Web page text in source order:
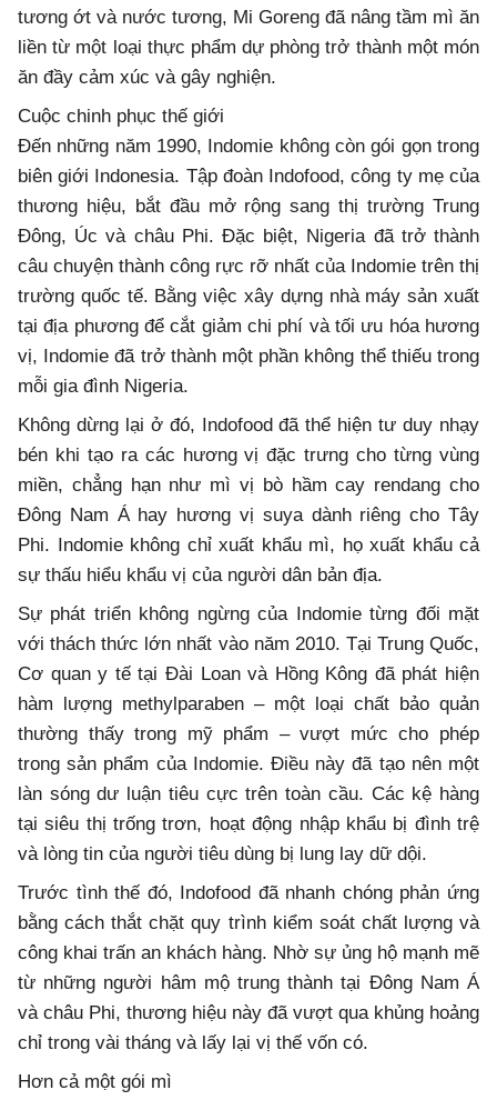
tương ớt và nước tương, Mi Goreng đã nâng tầm mì ăn
liền từ một loại thực phẩm dự phòng trở thành một món
ăn đầy cảm xúc và gây nghiện.
Cuộc chinh phục thế giới
Đến những năm 1990, Indomie không còn gói gọn trong
biên giới Indonesia. Tập đoàn Indofood, công ty mẹ của
thương hiệu, bắt đầu mở rộng sang thị trường Trung
Đông, Úc và châu Phi. Đặc biệt, Nigeria đã trở thành
câu chuyện thành công rực rỡ nhất của Indomie trên thị
trường quốc tế. Bằng việc xây dựng nhà máy sản xuất
tại địa phương để cắt giảm chi phí và tối ưu hóa hương
vị, Indomie đã trở thành một phần không thể thiếu trong
mỗi gia đình Nigeria.
Không dừng lại ở đó, Indofood đã thể hiện tư duy nhạy
bén khi tạo ra các hương vị đặc trưng cho từng vùng
miền, chẳng hạn như mì vị bò hầm cay rendang cho
Đông Nam Á hay hương vị suya dành riêng cho Tây
Phi. Indomie không chỉ xuất khẩu mì, họ xuất khẩu cả
sự thấu hiểu khẩu vị của người dân bản địa.
Sự phát triển không ngừng của Indomie từng đối mặt
với thách thức lớn nhất vào năm 2010. Tại Trung Quốc,
Cơ quan y tế tại Đài Loan và Hồng Kông đã phát hiện
hàm lượng methylparaben – một loại chất bảo quản
thường thấy trong mỹ phẩm – vượt mức cho phép
trong sản phẩm của Indomie. Điều này đã tạo nên một
làn sóng dư luận tiêu cực trên toàn cầu. Các kệ hàng
tại siêu thị trống trơn, hoạt động nhập khẩu bị đình trệ
và lòng tin của người tiêu dùng bị lung lay dữ dội.
Trước tình thế đó, Indofood đã nhanh chóng phản ứng
bằng cách thắt chặt quy trình kiểm soát chất lượng và
công khai trấn an khách hàng. Nhờ sự ủng hộ mạnh mẽ
từ những người hâm mộ trung thành tại Đông Nam Á
và châu Phi, thương hiệu này đã vượt qua khủng hoảng
chỉ trong vài tháng và lấy lại vị thế vốn có.
Hơn cả một gói mì